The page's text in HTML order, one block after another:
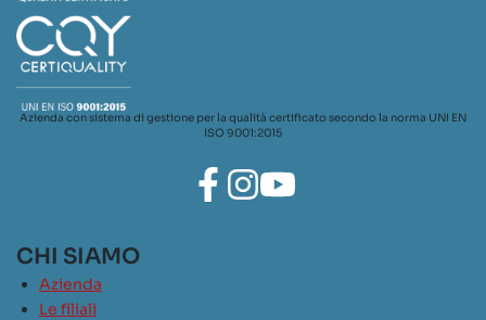
Azienda con sistema di gestione per la qualità certificato secondo la norma UNI EN
ISO 9001:2015
CHI SIAMO
Azienda
Le filiali